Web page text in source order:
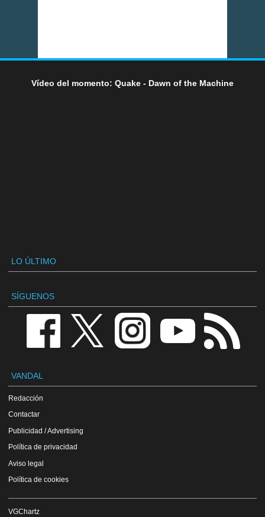
Vídeo del momento: Quake - Dawn of the Machine
LO ÚLTIMO
SÍGUENOS
VANDAL
Redacción
Contactar
Publicidad / Advertising
Política de privacidad
Aviso legal
Política de cookies
VGChartz